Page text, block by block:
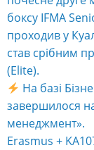
боксу IFMA
проходив у
став срібним
(Elite).
На базі
завершилося
менеджмент».
Erasmus +